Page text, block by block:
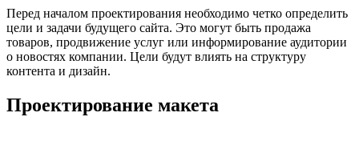
Перед началом проектирования необходимо четко определить
цели и задачи будущего сайта. Это могут быть продажа
товаров, продвижение услуг или информирование аудитории
о новостях компании. Цели будут влиять на структуру
контента и дизайн.
Проектирование макета